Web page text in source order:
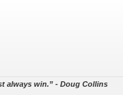
always win.” - Doug Collins